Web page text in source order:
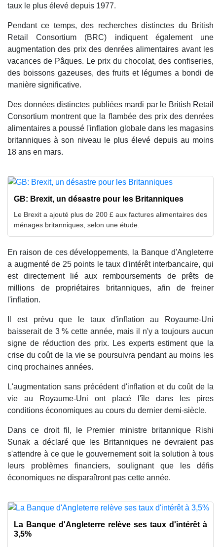
taux le plus élevé depuis 1977.
Pendant ce temps, des recherches distinctes du British
Retail Consortium (BRC) indiquent également une
augmentation des prix des denrées alimentaires avant les
vacances de Pâques. Le prix du chocolat, des confiseries,
des boissons gazeuses, des fruits et légumes a bondi de
manière significative.
Des données distinctes publiées mardi par le British Retail
Consortium montrent que la flambée des prix des denrées
alimentaires a poussé l'inflation globale dans les magasins
britanniques à son niveau le plus élevé depuis au moins
18 ans en mars.
GB: Brexit, un désastre pour les Britanniques
Le Brexit a ajouté plus de 200 £ aux factures alimentaires des
ménages britanniques, selon une étude.
En raison de ces développements, la Banque d'Angleterre
a augmenté de 25 points le taux d'intérêt interbancaire, qui
est directement lié aux remboursements de prêts de
millions de propriétaires britanniques, afin de freiner
l'inflation.
Il est prévu que le taux d'inflation au Royaume-Uni
baisserait de 3 % cette année, mais il n'y a toujours aucun
signe de réduction des prix. Les experts estiment que la
crise du coût de la vie se poursuivra pendant au moins les
cinq prochaines années.
L'augmentation sans précédent d'inflation et du coût de la
vie au Royaume-Uni ont placé l'île dans les pires
conditions économiques au cours du dernier demi-siècle.
Dans ce droit fil, le Premier ministre britannique Rishi
Sunak a déclaré que les Britanniques ne devraient pas
s'attendre à ce que le gouvernement soit la solution à tous
leurs problèmes financiers, soulignant que les défis
économiques ne disparaîtront pas cette année.
La Banque d'Angleterre relève ses taux d'intérêt à
3,5%